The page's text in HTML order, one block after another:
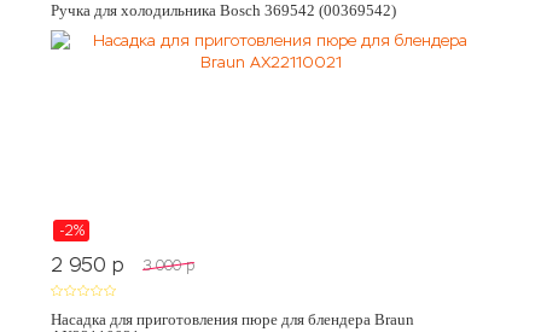
Ручка для холодильника Bosch 369542 (00369542)
-2%
2 950 p 3 000 p
Насадка для приготовления пюре для блендера Braun